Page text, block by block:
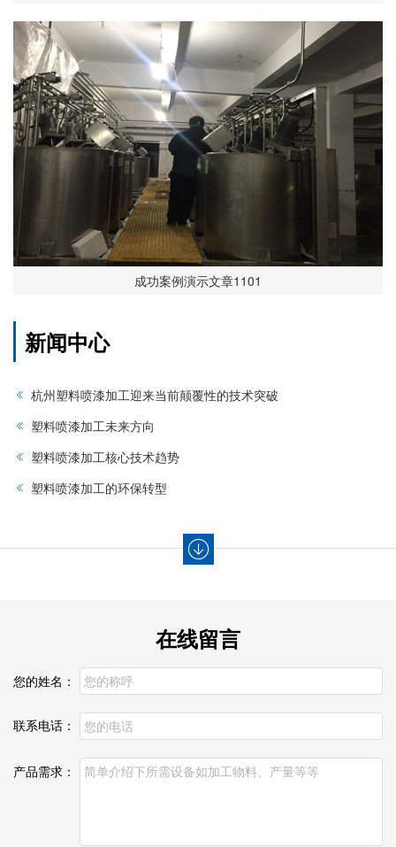
成功案例演示文章1101
新闻中心
杭州塑料喷漆加工迎来当前颠覆性的技术突破
塑料喷漆加工未来方向‌
塑料喷漆加工核心技术趋势‌
塑料喷漆加工的环保转型
在线留言
您的姓名：
联系电话：
产品需求：